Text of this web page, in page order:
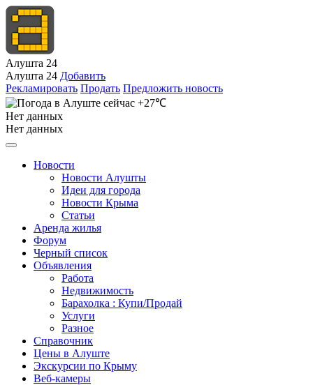
Алушта 24
Алушта 24 Добавить
Рекламировать Продать Предложить новость
+27℃
Нет данных
Нет данных
Новости
Новости Алушты
Идеи для города
Новости Крыма
Статьи
Аренда жилья
Форум
Черный список
Объявления
Работа
Недвижимость
Барахолка : Купи/Продай
Услуги
Разное
Справочник
Цены в Алуште
Экскурсии по Крыму
Веб-камеры